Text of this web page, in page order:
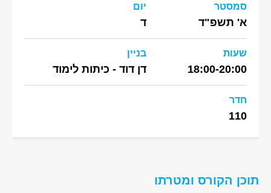
סמסטר
א' תשפ"ד
יום
ד
שעות
18:00-20:00
בניין
דן דוד - כיתות לימוד
חדר
110
תוכן הקורס ומטרתו